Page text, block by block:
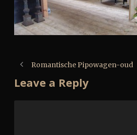
Romantische Pipowagen-oud
Leave a Reply